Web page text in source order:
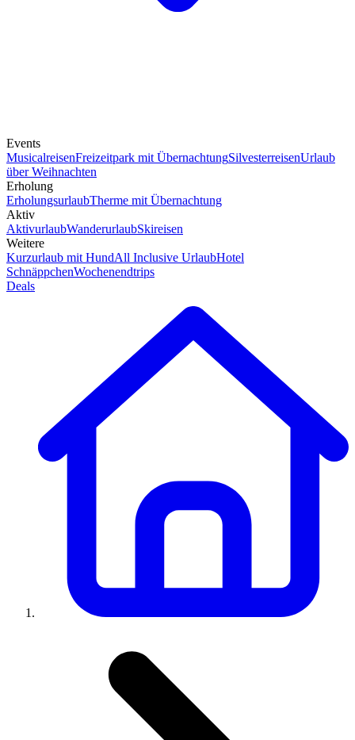
Events
MusicalreisenFreizeitpark mit ÜbernachtungSilvesterreisenUrlaub
über Weihnachten
Erholung
ErholungsurlaubTherme mit Übernachtung
Aktiv
AktivurlaubWanderurlaubSkireisen
Weitere
Kurzurlaub mit HundAll Inclusive UrlaubHotel
SchnäppchenWochenendtrips
Deals